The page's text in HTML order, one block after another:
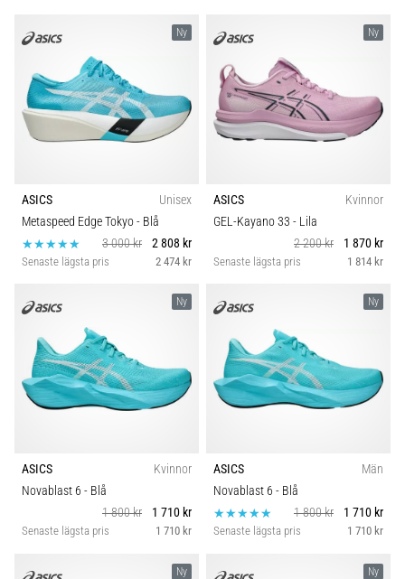
Ny
ASICS
Unisex
Metaspeed Edge Tokyo- Blå
3 000 kr
2 808 kr
Senaste lägsta pris 2 474 kr
Ny
ASICS
Kvinnor
GEL-Kayano 33 - Lila
2 200 kr
1 870 kr
Senaste lägsta pris 1 814 kr
Ny
ASICS
Kvinnor
Novablast 6 - Blå
1 800 kr
1 710 kr
Senaste lägsta pris 1 710 kr
Ny
ASICS
Män
Novablast 6 - Blå
1 800 kr
1 710 kr
Senaste lägsta pris 1 710 kr
Ny Ny